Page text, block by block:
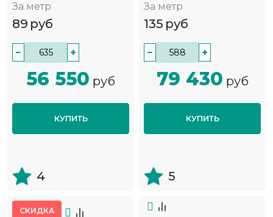
За метр
89 руб
− +
56 550 руб
КУПИТЬ
4
За метр
135 руб
− +
79 430 руб
КУПИТЬ
5
СКИДКА